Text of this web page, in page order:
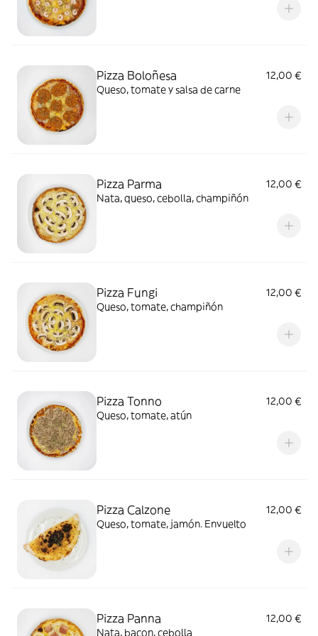
Pizza Boloñesa
12,00 €
Queso, tomate y salsa de carne
Pizza Parma
12,00 €
Nata, queso, cebolla, champiñón
Pizza Fungi
12,00 €
Queso, tomate, champiñón
Pizza Tonno
12,00 €
Queso, tomate, atún
Pizza Calzone
12,00 €
Queso, tomate, jamón. Envuelto
Pizza Panna
12,00 €
Nata, bacon, cebolla